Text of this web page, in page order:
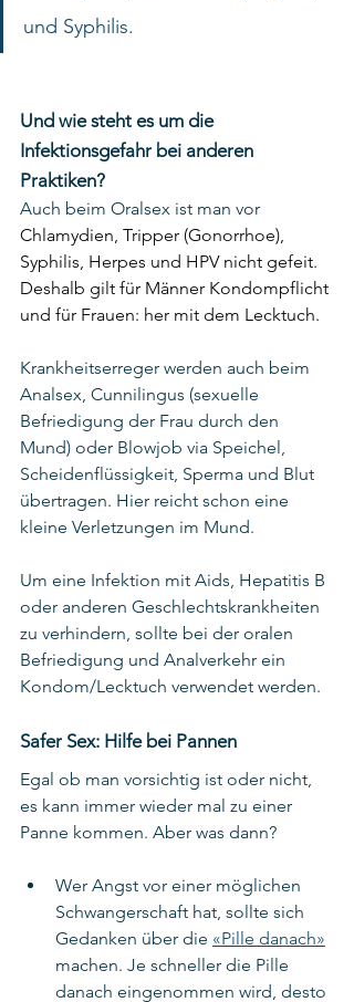
und Syphilis.
Und wie steht es um die
Infektionsgefahr bei anderen
Praktiken?
Auch beim Oralsex ist man vor
Chlamydien, Tripper (Gonorrhoe),
Syphilis, Herpes und HPV nicht gefeit.
Deshalb gilt für Männer Kondompflicht
und für Frauen: her mit dem Lecktuch.
Krankheitserreger werden auch beim
Analsex, Cunnilingus (sexuelle
Befriedigung der Frau durch den
Mund) oder Blowjob via Speichel,
Scheidenflüssigkeit, Sperma und Blut
übertragen. Hier reicht schon eine
kleine Verletzungen im Mund.
Um eine Infektion mit Aids, Hepatitis B
oder anderen Geschlechtskrankheiten
zu verhindern, sollte bei der oralen
Befriedigung und Analverkehr ein
Kondom/Lecktuch verwendet werden.
Safer Sex: Hilfe bei Pannen
Egal ob man vorsichtig ist oder nicht,
es kann immer wieder mal zu einer
Panne kommen. Aber was dann?
Wer Angst vor einer möglichen
Schwangerschaft hat, sollte sich
Gedanken über die «Pille danach»
machen. Je schneller die Pille
danach eingenommen wird, desto